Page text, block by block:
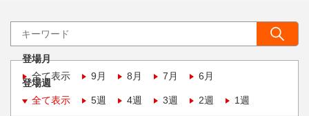
登場月
全て表示
9月 8月 7月 6月
登場週
全て表示
5週 4週 3週 2週 1週